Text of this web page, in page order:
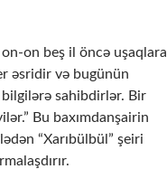
on beş il öncə uşaqlara
əsridir və bugünün
bilgilərə sahibdirlər. Bir
Bu baxımdanşairin
“Xarıbülbül” şeiri